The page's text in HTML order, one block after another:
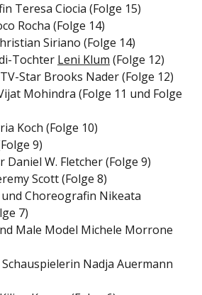
Teresa Ciocia (Folge 15)
Rocha (Folge 14)
Siriano (Folge 14)
Tochter Leni Klum (Folge 12)
Star Brooks Nader (Folge 12)
Mohindra (Folge 11 und Folge
Koch (Folge 10)
9)
Daniel W. Fletcher (Folge 9)
Scott (Folge 8)
Choreografin Nikeata
7)
Male Model Michele Morrone
Nadja Auermann